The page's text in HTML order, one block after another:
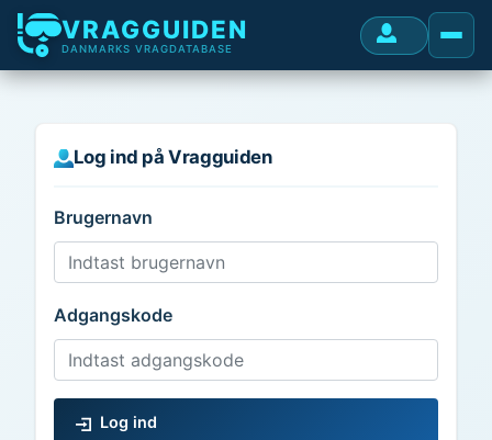
VRAGGUIDEN
DANMARKS VRAGDATABASE
Log ind på Vragguiden
Brugernavn
Adgangskode
Log ind